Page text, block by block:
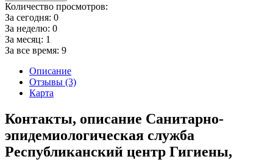
Количество просмотров:
За сегодня: 0
За неделю: 0
За месяц: 1
За все время: 9
Описание
Отзывы (3)
Карта
Контакты, описание Санитарно-
эпидемиологическая служба
Республиканский центр Гигиены,